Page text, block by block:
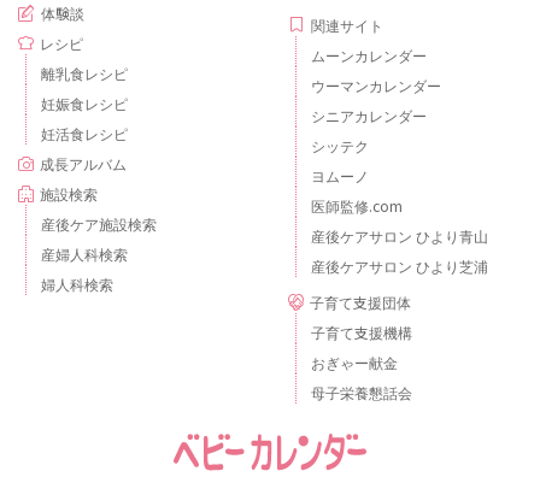
体験談
レシピ
離乳食レシピ
妊娠食レシピ
妊活食レシピ
成長アルバム
施設検索
産後ケア施設検索
産婦人科検索
婦人科検索
関連サイト
ムーンカレンダー
ウーマンカレンダー
シニアカレンダー
シッテク
ヨムーノ
医師監修.com
産後ケアサロン ひより青山
産後ケアサロン ひより芝浦
子育て支援団体
子育て支援機構
おぎゃー献金
母子栄養懇話会